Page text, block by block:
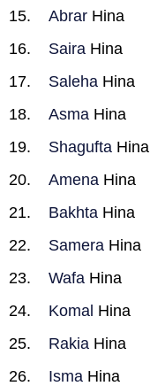
Abrar Hina
Saira Hina
Saleha Hina
Asma Hina
Shagufta Hina
Amena Hina
Bakhta Hina
Samera Hina
Wafa Hina
Komal Hina
Rakia Hina
Isma Hina